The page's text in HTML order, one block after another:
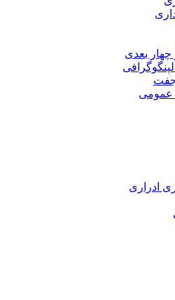
بعدی
عمومی
ادراری